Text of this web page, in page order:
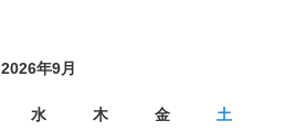
2026年9月
水 木 金 土